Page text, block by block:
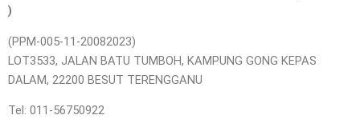
)
(PPM-005-11-20082023)
LOT3533, JALAN BATU TUMBOH, KAMPUNG GONG KEPAS
DALAM, 22200 BESUT TERENGGANU
Tel: 011-56750922